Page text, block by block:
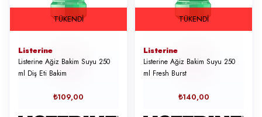
TÜKENDI
Listerine
Listerine Ağiz Bakim Suyu 250
ml Diş Eti Bakim
₺109,00
TÜKENDI
Listerine
Listerine Ağiz Bakim Suyu 250
ml Fresh Burst
₺140,00